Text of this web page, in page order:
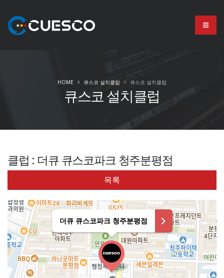
큐스코 설치클럽
HOME 큐스코 설치클럽 큐스코 설치클럽
클럽 : 더큐 큐스코파크 청주분평점
목록
더큐 큐스코파크 청주분평점